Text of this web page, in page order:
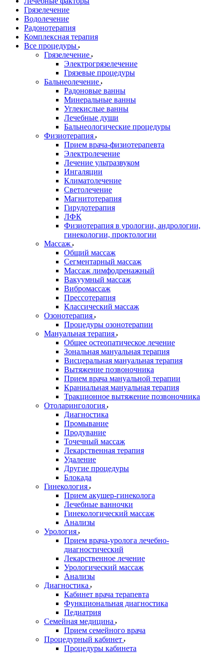
Грязелечение
Водолечение
Радонотерапия
Комплексная терапия
Все процедуры
Грязелечение
Электрогрязелечение
Грязевые процедуры
Бальнеолечение
Радоновые ванны
Минеральные ванны
Углекислые ванны
Лечебные души
Бальнеологические процедуры
Физиотерапия
Прием врача-физиотерапевта
Электролечение
Лечение ультразвуком
Ингаляции
Климатолечение
Светолечение
Магнитотерапия
Гирудотерапия
ЛФК
Физиотерапия в урологии, андрологии,
гинекологии, проктологии
Массаж
Общий массаж
Сегментарный массаж
Массаж лимфодренажный
Вакуумный массаж
Вибромассаж
Прессотерапия
Классический массаж
Озонотерапия
Процедуры озонотерапии
Мануальная терапия
Общее остеопатическое лечение
Зональная мануальная терапия
Висцеральная мануальная терапия
Вытяжение позвоночника
Прием врача мануальной терапии
Краниальная мануальная терапия
Тракционное вытяжение позвоночника
Отоларингология
Диагностика
Промывание
Продувание
Точечный массаж
Лекарственная терапия
Удаление
Другие процедуры
Блокада
Гинекология
Прием акушер-гинеколога
Лечебные ванночки
Гинекологический массаж
Анализы
Урология
Прием врача-уролога лечебно-
диагностический
Лекарственное лечение
Урологический массаж
Анализы
Диагностика
Кабинет врача терапевта
Функциональная диагностика
Педиатрия
Семейная медицина
Прием семейного врача
Процедурный кабинет
Процедуры кабинета